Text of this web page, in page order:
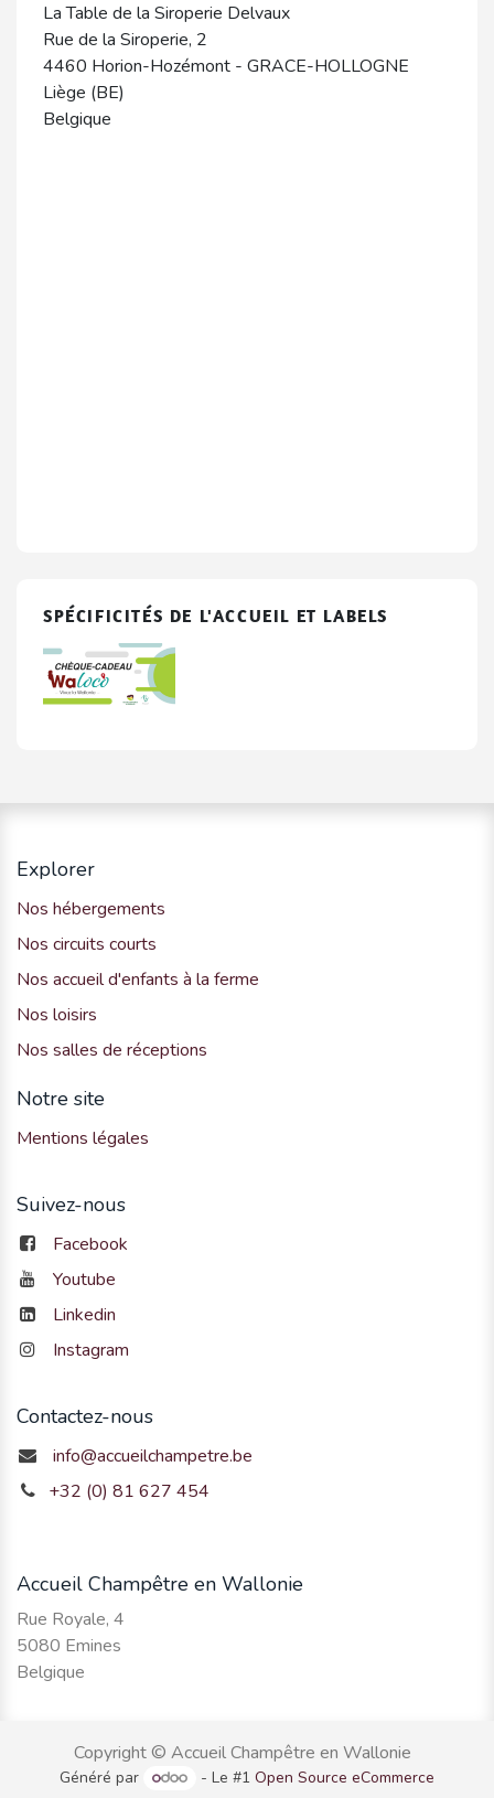
La Table de la Siroperie Delvaux
Rue de la Siroperie, 2
4460 Horion-Hozémont - GRACE-HOLLOGNE
Liège (BE)
Belgique
SPÉCIFICITÉS DE L'ACCUEIL ET LABELS
Explorer
Nos hébergements
Nos circuits courts
Nos accueil d'enfants à la ferme
Nos loisirs
Nos salles de réceptions
Notre site
Mentions légales
Suivez-nous
Facebook
Youtube
Linkedin
Instagram
Contactez-nous
info@accueilchampetre.be
+32 (0) 81 627 454
Accueil Champêtre en Wallonie
Rue Royale, 4
5080 Emines
Belgique
Copyright © Accueil Champêtre en Wallonie
Généré par - Le #1Open Source eCommerce